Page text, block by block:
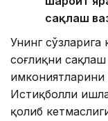
сақлаш
Унинг
соғлиқни
Истиқболли
қолиб